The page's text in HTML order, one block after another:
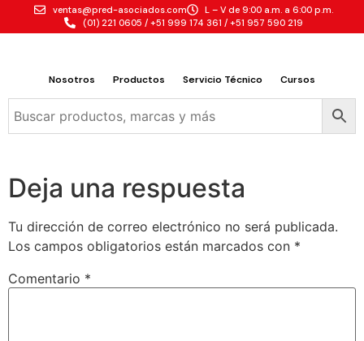
ventas@pred-asociados.com
L – V de 9:00 a.m. a 6:00 p.m.
(01) 221 0605 / +51 999 174 361 / +51 957 590 219
Nosotros Productos Servicio Técnico Cursos
Deja una respuesta
Tu dirección de correo electrónico no será publicada.
Los campos obligatorios están marcados con *
Comentario *